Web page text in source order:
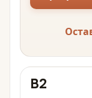
B2